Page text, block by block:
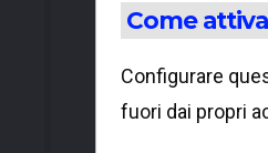
Come
Configurare
fuori dai propri